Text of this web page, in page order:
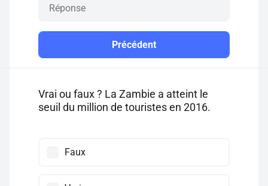
Précédent
Vrai ou faux ? La Zambie a atteint le
seuil du million de touristes en 2016.
Faux